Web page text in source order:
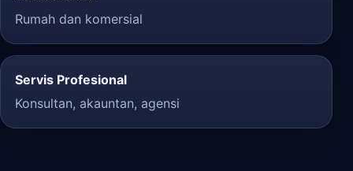
Rumah dan komersial
Servis Profesional
Konsultan, akauntan, agensi